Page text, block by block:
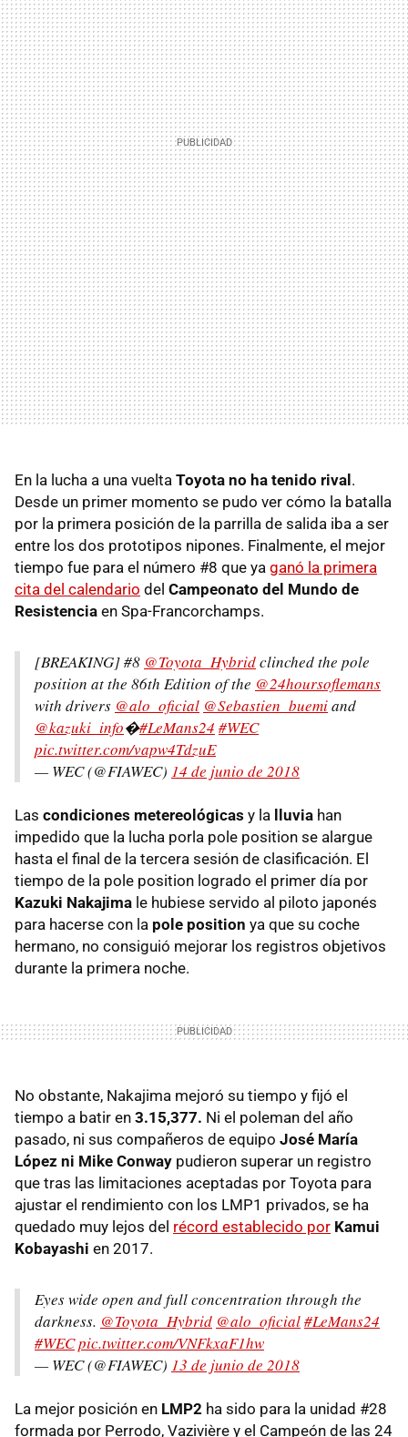
En la lucha a una vuelta Toyota no ha tenido rival.
Desde un primer momento se pudo ver cómo la batalla
por la primera posición de la parrilla de salida iba a ser
entre los dos prototipos nipones. Finalmente, el mejor
tiempo fue para el número #8 que ya ganó la primera
cita del calendario del Campeonato del Mundo de
Resistencia en Spa-Francorchamps.
[BREAKING] #8 @Toyota_Hybridclinched the pole
position at the 86th Edition of the @24hoursoflemans
with drivers @alo_oficial @Sebastien_buemiand
@kazuki_info�#LeMans24 #WEC
pic.twitter.com/vapw4TdzuE
— WEC (@FIAWEC) 14 de junio de 2018
Las condiciones metereológicas y la lluvia han
impedido que la lucha porla pole position se alargue
hasta el final de la tercera sesión de clasificación. El
tiempo de la pole position logrado el primer día por
Kazuki Nakajima le hubiese servido al piloto japonés
para hacerse con la pole position ya que su coche
hermano, no consiguió mejorar los registros objetivos
durante la primera noche.
No obstante, Nakajima mejoró su tiempo y fijó el
tiempo a batir en 3.15,377. Ni el poleman del año
pasado, ni sus compañeros de equipo José María
López ni Mike Conway pudieron superar un registro
que tras las limitaciones aceptadas por Toyota para
ajustar el rendimiento con los LMP1 privados, se ha
quedado muy lejos del récord establecido por Kamui
Kobayashi en 2017.
Eyes wide open and full concentration through the
darkness. @Toyota_Hybrid @alo_oficial#LeMans24
#WECpic.twitter.com/VNFkxaF1hw
— WEC (@FIAWEC) 13 de junio de 2018
La mejor posición en LMP2 ha sido para la unidad #28
formada por Perrodo, Vazivière y el Campeón de las 24